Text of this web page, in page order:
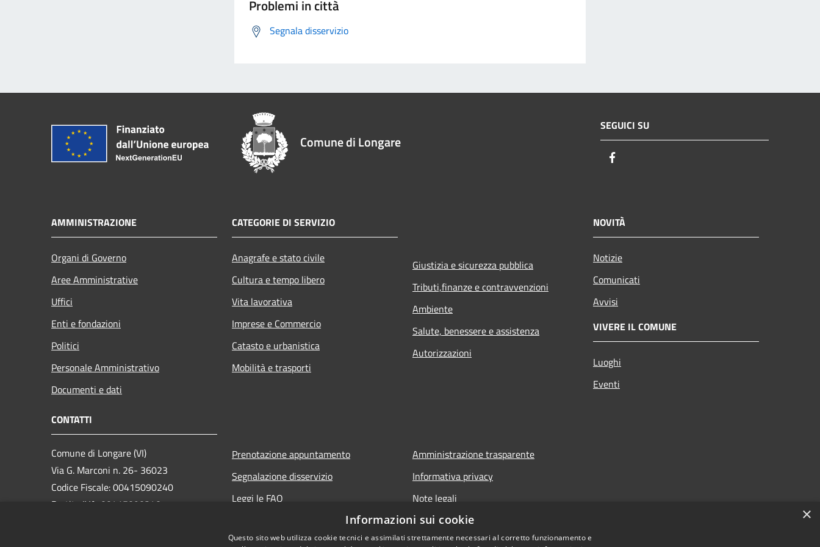
Problemi in città
Segnala disservizio
Comune di Longare
SEGUICI SU
AMMINISTRAZIONE
Organi di Governo
Aree Amministrative
Uffici
Enti e fondazioni
Politici
Personale Amministrativo
Documenti e dati
CATEGORIE DI SERVIZIO
Anagrafe e stato civile
Cultura e tempo libero
Vita lavorativa
Imprese e Commercio
Catasto e urbanistica
Mobilità e trasporti
Giustizia e sicurezza pubblica
Tributi,finanze e contravvenzioni
Ambiente
Salute, benessere e assistenza
Autorizzazioni
NOVITÀ
Notizie
Comunicati
Avvisi
VIVERE IL COMUNE
Luoghi
Eventi
CONTATTI
Comune di Longare (VI)
Via G. Marconi n. 26- 36023
Codice Fiscale: 00415090240
Partita IVA: 00415090240
Prenotazione appuntamento
Segnalazione disservizio
Leggi le FAQ
Amministrazione trasparente
Informativa privacy
Note legali
Dichiarazione di accessibilità
×
Informazioni sui cookie
Questo sito web utilizza cookie tecnici e assimilati strettamente necessari al corretto funzionamento e